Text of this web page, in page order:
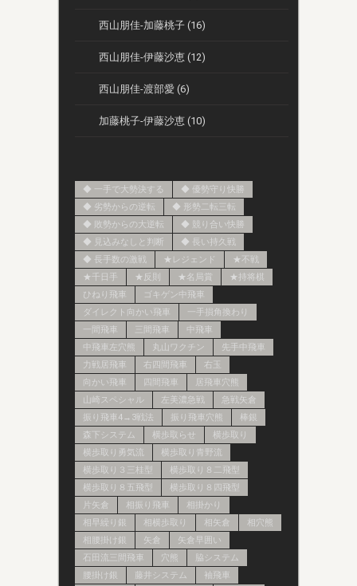
西山朋佳-加藤桃子 (16)
西山朋佳-伊藤沙恵 (12)
西山朋佳-渡部愛 (6)
加藤桃子-伊藤沙恵 (10)
◆ 一手で大勢決する
◆ 優勢守り快勝
◆ 劣勢からの逆転
◆ 形勢二転三転
◆ 敗勢からの大逆転
◆ 競り合い快勝
◆ 見込みなしと判断
◆ 長い持久戦
◆ 長手数の激戦
★レジェンド
★不戦
★千日手
★反則 ★名局賞
★持将棋
ひねり飛車
ゴキゲン中飛車
ダイレクト向かい飛車
一手損角換わり
一間飛車
三間飛車
中飛車
中飛車左穴熊
丸山ワクチン
先手中飛車
力戦居飛車
右四間飛車
右玉
向かい飛車
四間飛車
居飛車穴熊
山崎スペシャル
左美濃急戦
急戦矢倉
振り飛車4→3戦法
振り飛車穴熊
棒銀
森下システム
横歩取らせ
横歩取り
横歩取り勇気流
横歩取り青野流
横歩取り３三桂型
横歩取り８二飛型
横歩取り８五飛型
横歩取り８四飛型
片矢倉
相振り飛車
相掛かり
相早繰り銀
相横歩取り 相矢倉
相穴熊
相腰掛け銀
矢倉
矢倉早囲い
石田流三間飛車
穴熊
脇システム
腰掛け銀
藤井システム
袖飛車